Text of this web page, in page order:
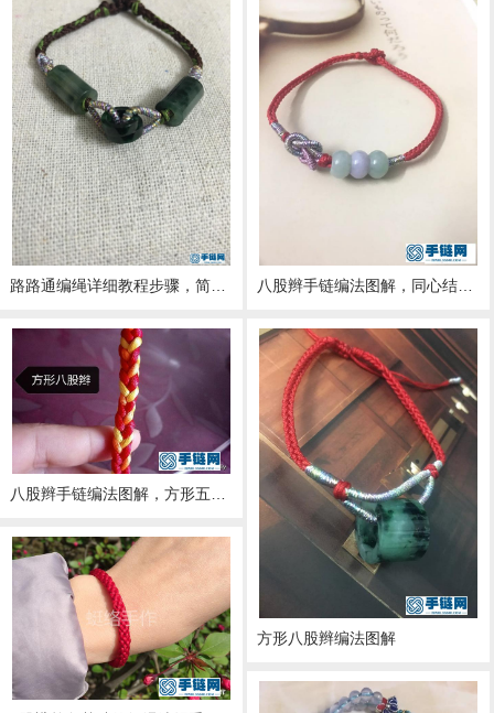
路路通编绳详细教程步骤，简单八股辫手绳做法 八股辫手链编法图解，同心结翡翠盘珠红手绳教程
方形八股辫编法图解